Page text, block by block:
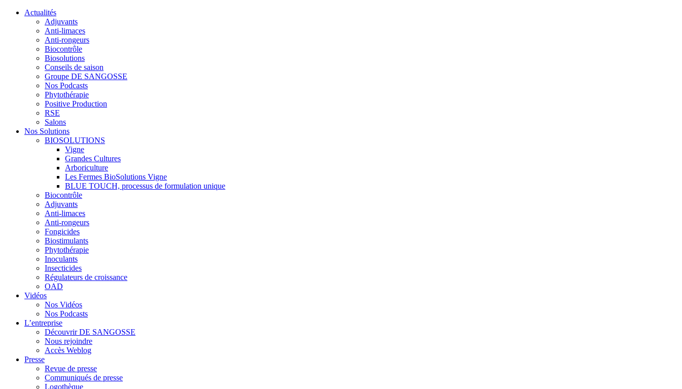
Actualités
Adjuvants
Anti-limaces
Anti-rongeurs
Biocontrôle
Biosolutions
Conseils de saison
Groupe DE SANGOSSE
Nos Podcasts
Phytothérapie
Positive Production
RSE
Salons
Nos Solutions
BIOSOLUTIONS
Vigne
Grandes Cultures
Arboriculture
Les Fermes BioSolutions Vigne
BLUE TOUCH, processus de formulation unique
Biocontrôle
Adjuvants
Anti-limaces
Anti-rongeurs
Fongicides
Biostimulants
Phytothérapie
Inoculants
Insecticides
Régulateurs de croissance
OAD
Vidéos
Nos Vidéos
Nos Podcasts
L’entreprise
Découvrir DE SANGOSSE
Nous rejoindre
Accès Weblog
Presse
Revue de presse
Communiqués de presse
Logothèque